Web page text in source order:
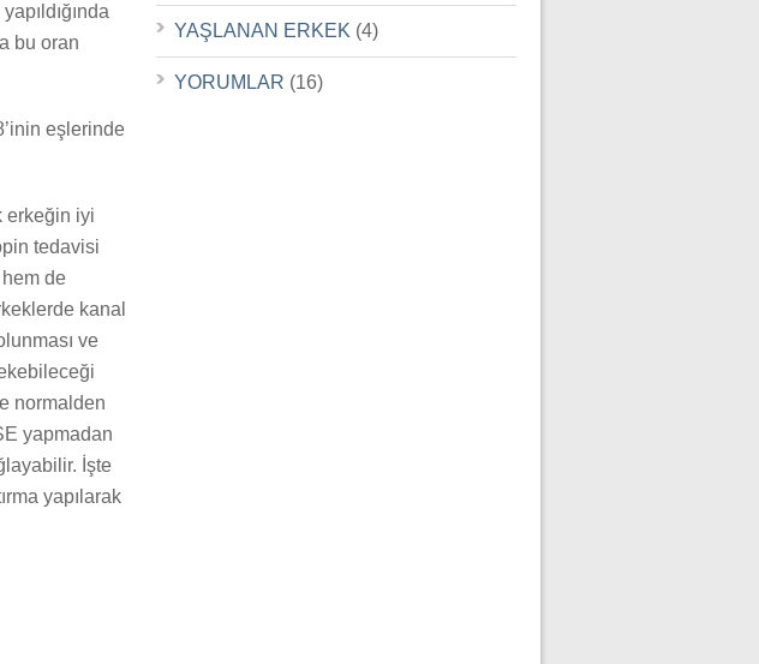
bu oran
eşlerinde
erkeğin iyi
tedavisi
de
kanal
ve
normalden
yapmadan
İşte
yapılarak
YAŞLANAN ERKEK (4)
YORUMLAR (16)